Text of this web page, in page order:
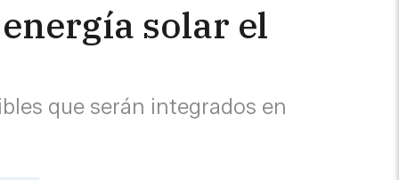
solar el
que serán integrados en